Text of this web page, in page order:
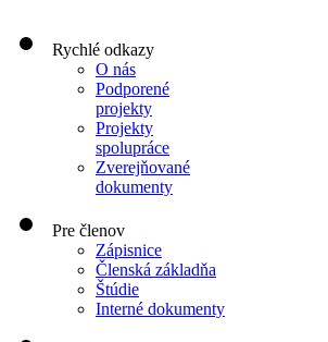
Rychlé odkazy
O nás
Podporené
projekty
Projekty
spolupráce
Zverejňované
dokumenty
Pre členov
Zápisnice
Členská základňa
Štúdie
Interné dokumenty